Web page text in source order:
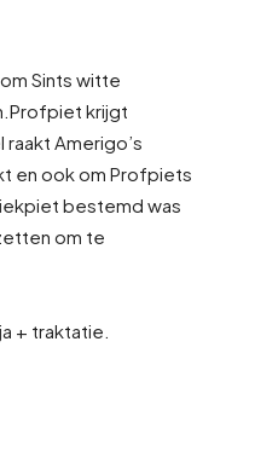
Sints witte
Profpiet krijgt
Amerigo’s
en ook om Profpiets
bestemd was
om te
+ traktatie.